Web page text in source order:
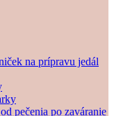
na prípravu jedál
pečenia po zaváranie